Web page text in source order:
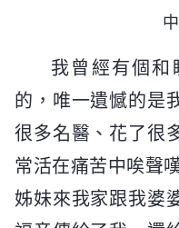
我曾經有個和
的，唯一遺憾的是
很多名醫、花了很
常活在痛苦中唉聲
姊妹來我家跟我婆